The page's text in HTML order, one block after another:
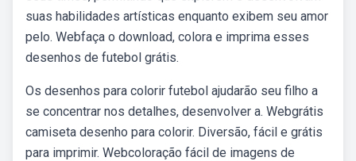
suas habilidades artísticas enquanto exibem seu amor
pelo. Webfaça o download, colora e imprima esses
desenhos de futebol grátis.
Os desenhos para colorir futebol ajudarão seu filho a
se concentrar nos detalhes, desenvolver a. Webgrátis
camiseta desenho para colorir. Diversão, fácil e grátis
para imprimir. Webcoloração fácil de imagens de